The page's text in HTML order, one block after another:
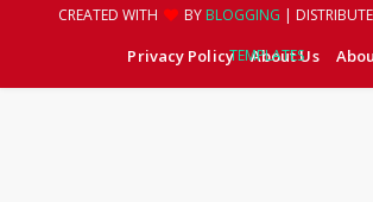
CREATED WITH BY BLOGGING |
TEMPLATES
Privacy Policy About Us